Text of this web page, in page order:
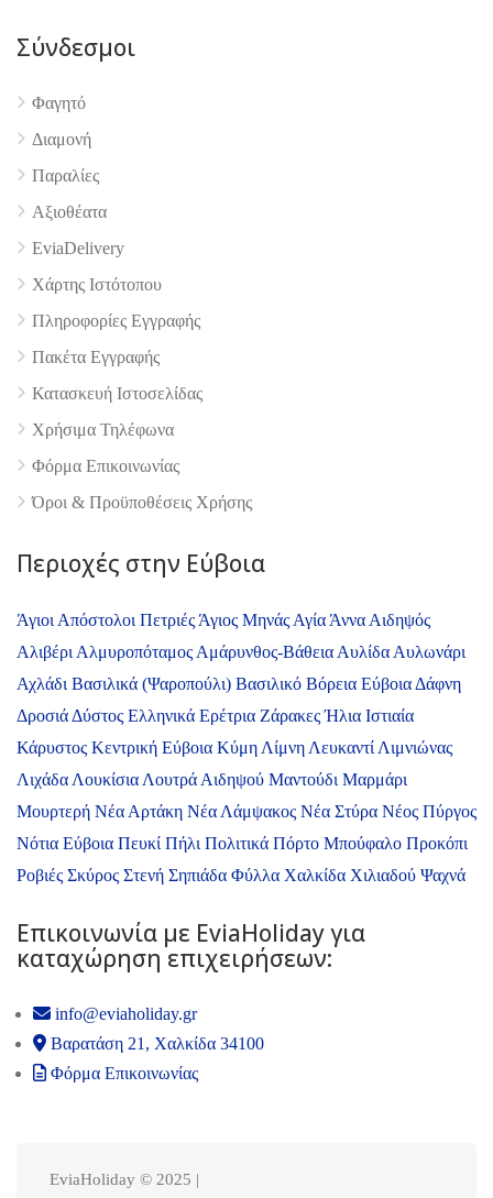
Σύνδεσμοι
Φαγητό
Διαμονή
Παραλίες
Αξιοθέατα
EviaDelivery
Χάρτης Ιστότοπου
Πληροφορίες Εγγραφής
Πακέτα Εγγραφής
Κατασκευή Ιστοσελίδας
Χρήσιμα Τηλέφωνα
Φόρμα Επικοινωνίας
Όροι & Προϋποθέσεις Xρήσης
Περιοχές στην Εύβοια
Άγιοι Απόστολοι Πετριές Άγιος Μηνάς Αγία Άννα Αιδηψός
Αλιβέρι Αλμυροπόταμος Αμάρυνθος-Βάθεια Αυλίδα Αυλωνάρι
Αχλάδι Βασιλικά (Ψαροπούλι) Βασιλικό Βόρεια Εύβοια Δάφνη
Δροσιά Δύστος Ελληνικά Ερέτρια ΖάρακεςΉλια Ιστιαία
Κάρυστος Κεντρική Εύβοια Κύμη Λίμνη Λευκαντί Λιμνιώνας
Λιχάδα Λουκίσια Λουτρά Αιδηψού Μαντούδι Μαρμάρι
Μουρτερή Νέα Αρτάκη Νέα Λάμψακος Νέα Στύρα Νέος Πύργος
Νότια Εύβοια Πευκί Πήλι Πολιτικά Πόρτο Μπούφαλο Προκόπι
Ροβιές Σκύρος Στενή Σηπιάδα Φύλλα Χαλκίδα Χιλιαδού Ψαχνά
Επικοινωνία με ΕviaHoliday για
καταχώρηση επιχειρήσεων:
info@eviaholiday.gr
Βαρατάση 21, Χαλκίδα 34100
Φόρμα Επικοινωνίας
EviaHoliday © 2025 |